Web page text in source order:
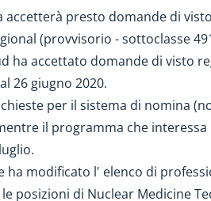
accetterà presto domande di
(provvisorio - sottoclasse
ha accettato domande di visto
26 giugno 2020.
per il sistema di nomina
il programma che
ha modificato l' elenco di
posizioni di Nuclear Medicine